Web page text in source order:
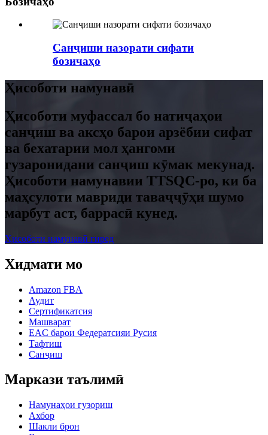
Санҷиши назорати сифати
бозичаҳо
Ҳисоботи намунавӣ
Ҳисоботи муфассал бо натиҷаҳои
санҷиш ва аксҳо барои арзёбии сифат
ва бехатарии мол ҳангоми
гузаронидани санҷиш кӯмак мекунад.
Ҳисоботи намунавии TTSQC-ро, ки ба
маҳсулоти мавриди таваҷҷӯҳи шумо
марбут аст, баррасӣ кунед.
Ҳисоботи намунавӣ гиред
Хидмати мо
Amazon FBA
Аудит
Сертификатсия
Машварат
EAC барои Федератсияи Русия
Тафтиш
Санҷиш
Маркази таълимӣ
Намунаҳои гузориш
Ахбор
Шакли брон